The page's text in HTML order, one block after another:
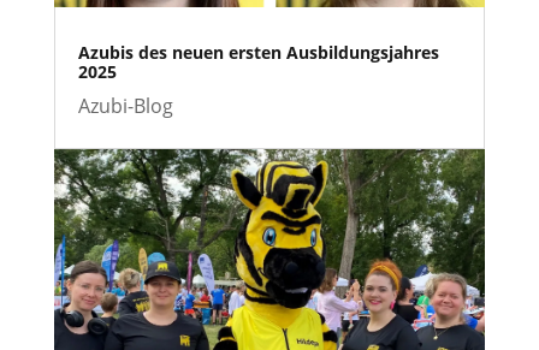
Azubis des neuen ersten Ausbildungsjahres
2025
Azubi-Blog